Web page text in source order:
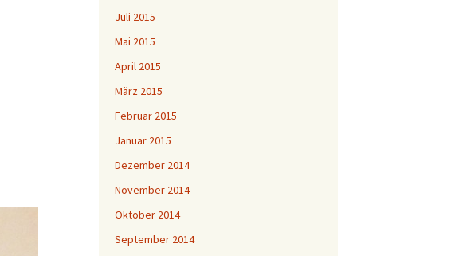
Juli 2015
Mai 2015
April 2015
März 2015
Februar 2015
Januar 2015
Dezember 2014
November 2014
Oktober 2014
September 2014